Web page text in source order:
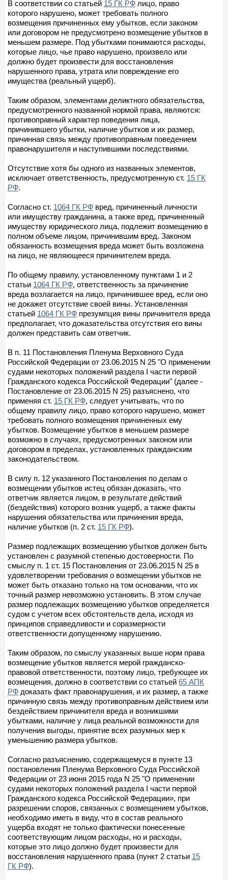
В соответствии со статьей 15 ГК РФ лицо, право
которого нарушено, может требовать полного
возмещения причиненных ему убытков, если законом
или договором не предусмотрено возмещение убытков в
меньшем размере. Под убытками понимаются расходы,
которые лицо, чье право нарушено, произвело или
должно будет произвести для восстановления
нарушенного права, утрата или повреждение его
имущества (реальный ущерб).
Таким образом, элементами деликтного обязательства,
предусмотренного названной нормой права, являются:
противоправный характер поведения лица,
причинившего убытки, наличие убытков и их размер,
причинная связь между противоправным поведением
правонарушителя и наступившими последствиями.
Отсутствие хотя бы одного из названных элементов,
исключает ответственность, предусмотренную ст. 15 ГК
РФ.
Согласно ст. 1064 ГК РФ вред, причиненный личности
или имуществу гражданина, а также вред, причиненный
имуществу юридического лица, подлежит возмещению в
полном объеме лицом, причинившим вред. Законом
обязанность возмещения вреда может быть возложена
на лицо, не являющееся причинителем вреда.
По общему правилу, установленному пунктами 1 и 2
статьи 1064 ГК РФ, ответственность за причинение
вреда возлагается на лицо, причинившее вред, если оно
не докажет отсутствие своей вины. Установленная
статьей 1064 ГК РФ презумпция вины причинителя вреда
предполагает, что доказательства отсутствия его вины
должен представить сам ответчик.
В п. 11 Постановления Пленума Верховного Суда
Российской Федерации от 23.06.2015 N 25 "О применении
судами некоторых положений раздела I части первой
Гражданского кодекса Российской Федерации" (далее -
Постановление от 23.06.2015 N 25) разъяснено, что
применяя ст. 15 ГК РФ, следует учитывать, что по
общему правилу лицо, право которого нарушено, может
требовать полного возмещения причиненных ему
убытков. Возмещение убытков в меньшем размере
возможно в случаях, предусмотренных законом или
договором в пределах, установленных гражданским
законодательством.
В силу п. 12 указанного Постановления по делам о
возмещении убытков истец обязан доказать, что
ответчик является лицом, в результате действий
(бездействия) которого возник ущерб, а также факты
нарушения обязательства или причинения вреда,
наличие убытков (п. 2 ст. 15 ГК РФ).
Размер подлежащих возмещению убытков должен быть
установлен с разумной степенью достоверности. По
смыслу п. 1 ст. 15 Постановления от 23.06.2015 N 25 в
удовлетворении требования о возмещении убытков не
может быть отказано только на том основании, что их
точный размер невозможно установить. В этом случае
размер подлежащих возмещению убытков определяется
судом с учетом всех обстоятельств дела, исходя из
принципов справедливости и соразмерности
ответственности допущенному нарушению.
Таким образом, по смыслу указанных выше норм права
возмещение убытков является мерой гражданско-
правовой ответственности, поэтому лицо, требующее их
возмещения, должно в соответствии со статьей 65 АПК
РФ доказать факт правонарушения, и их размер, а также
причинную связь между противоправным действием или
бездействием причинителя вреда и возникшими
убытками, наличие у лица реальной возможности для
получения выгоды, принятие всех разумных мер к
уменьшению размера убытков.
Согласно разъяснению, содержащемуся в пункте 13
постановления Пленума Верховного Суда Российской
Федерации от 23 июня 2015 года N 25 "О применении
судами некоторых положений раздела I части первой
Гражданского кодекса Российской Федерации», при
разрешении споров, связанных с возмещением убытков,
необходимо иметь в виду, что в состав реального
ущерба входят не только фактически понесенные
соответствующим лицом расходы, но и расходы,
которые это лицо должно будет произвести для
восстановления нарушенного права (пункт 2 статьи 15
ГК РФ).